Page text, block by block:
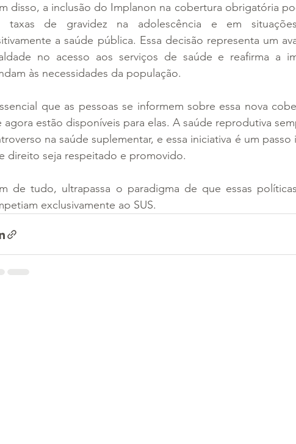
disso, a inclusão do Implanon na cobertura obrigatória
taxas de gravidez na adolescência e em
a saúde pública. Essa decisão representa um
no acesso aos serviços de saúde e reafirma a
às necessidades da população.
que as pessoas se informem sobre essa nova
agora estão disponíveis para elas. A saúde reprodutiva
na saúde suplementar, e essa iniciativa é um
direito seja respeitado e promovido.
de tudo, ultrapassa o paradigma de que essas
exclusivamente ao SUS.